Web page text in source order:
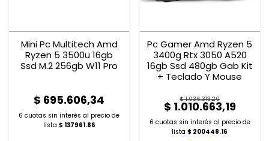
Mini Pc Multitech Amd
Ryzen 5 3500u 16gb
Ssd M.2 256gb W11 Pro
$ 695.606,34
6 cuotas sin interés al precio de
lista $ 137961.86
Pc Gamer Amd Ryzen 5
3400g Rtx 3050 A520
16gb Ssd 480gb Gab Kit
+ Teclado Y Mouse
$ 1.036.313,20
$ 1.010.663,19
6 cuotas sin interés al precio de
lista$ 200448.16